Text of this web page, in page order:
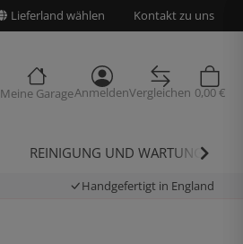
Lieferland wählen Kontakt zu uns
Meine GarageAnmeldenVergleichen 0,00 €
REINIGUNG UND WARTUNG
Handgefertigt in England